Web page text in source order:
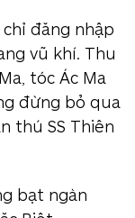
đăng nhập
vũ khí. Thu
tóc Ác Ma
đừng bỏ qua
thú SS Thiên